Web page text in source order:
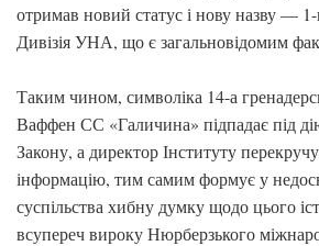
отримав новий статус і нову назву —
Дивізія УНА, що є загальновідомим
Таким чином, символіка 14-а
Ваффен СС «Галичина» підпадає під
Закону, а директор Інституту
інформацію, тим самим формує у
суспільства хибну думку щодо цього
всупереч вироку Нюрберзького